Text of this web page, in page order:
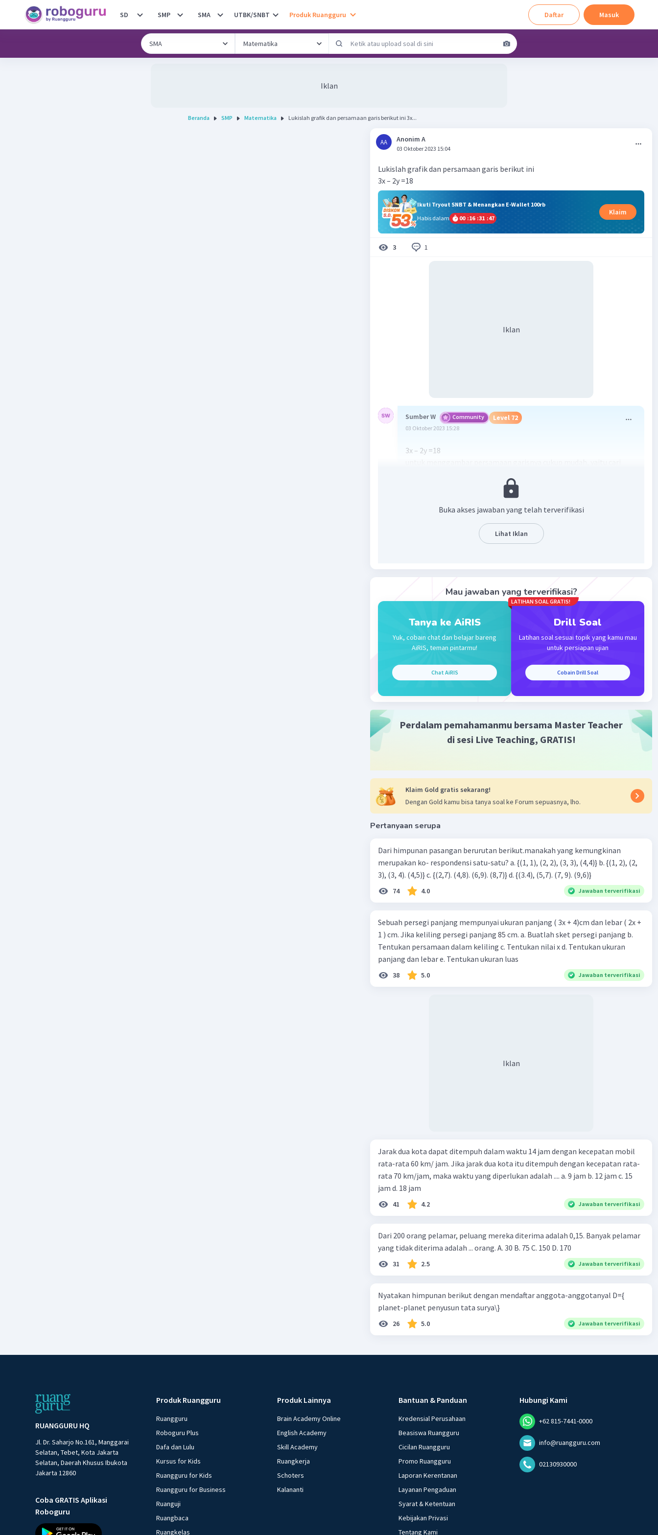
SD SMP SMA UTBK/SNBT Produk Ruangguru Daftar Masuk
Iklan
Beranda SMP Matematika Lukislah grafik dan persamaan garis berikut ini 3x...
AA Anonim A
03 Oktober 2023 15:04
Lukislah grafik dan persamaan garis berikut ini
3x – 2y =18
Ikuti Tryout SNBT & Menangkan E-Wallet 100rb
Habis dalam
00 :16 :31 :46
Klaim
3 1
Iklan
Sumber W Community Level 72
03 Oktober 2023 15:28
3x – 2y =18
Memotong sumbu x, y = 0
3x – 2y =18
3(0) – 2y =18
-2y = 18
y = 18 : (-2) = -9
Memotong sumbu y dititik (0,-9)
Buka akses jawaban yang telah terverifikasi
Lihat Iklan
Mau jawaban yang terverifikasi?
Tanya ke AiRIS
Yuk, cobain chat dan belajar bareng
AiRIS, teman pintarmu!
Chat AiRIS
LATIHAN SOAL GRATIS!
Drill Soal
Latihan soal sesuai topik yang kamu mau
untuk persiapan ujian
Cobain Drill Soal
Perdalam pemahamanmu bersama Master Teacher
di sesi Live Teaching, GRATIS!
Klaim Gold gratis sekarang!
Dengan Gold kamu bisa tanya soal ke Forum sepuasnya, lho.
Pertanyaan serupa
Dari himpunan pasangan berurutan berikut.manakah yang kemungkinan
merupakan ko- respondensi satu-satu? a. {(1, 1), (2, 2), (3, 3), (4,4)} b. {(1, 2), (2,
3), (3, 4). (4,5)} c. {(2,7). (4,8). (6,9). (8,7)} d. {(3.4), (5,7). (7, 9). (9,6)}
74 4.0 Jawaban terverifikasi
Sebuah persegi panjang mempunyai ukuran panjang ( 3x + 4)cm dan lebar ( 2x +
1 ) cm. Jika keliling persegi panjang 85 cm. a. Buatlah sket persegi panjang b.
Tentukan persamaan dalam keliling c. Tentukan nilai x d. Tentukan ukuran
panjang dan lebar e. Tentukan ukuran luas
38 5.0 Jawaban terverifikasi
Iklan
Jarak dua kota dapat ditempuh dalam waktu 14 jam dengan kecepatan mobil
rata-rata 60 km/ jam. Jika jarak dua kota itu ditempuh dengan kecepatan rata-
rata 70 km/jam, maka waktu yang diperlukan adalah .... a. 9 jam b. 12 jam c. 15
jam d. 18 jam
41 4.2 Jawaban terverifikasi
Dari 200 orang pelamar, peluang mereka diterima adalah 0,15. Banyak pelamar
yang tidak diterima adalah ... orang. A. 30 B. 75 C. 150 D. 170
31 2.5 Jawaban terverifikasi
Nyatakan himpunan berikut dengan mendaftar anggota-anggotanyal D={
planet-planet penyusun tata surya\}
26 5.0 Jawaban terverifikasi
RUANGGURU HQ
Jl. Dr. Saharjo No.161, Manggarai
Selatan, Tebet, Kota Jakarta
Selatan, Daerah Khusus Ibukota
Jakarta 12860
Coba GRATIS Aplikasi
Roboguru
Produk Ruangguru
Ruangguru
Roboguru Plus
Dafa dan Lulu
Kursus for Kids
Ruangguru for Kids
Ruangguru for Business
Ruanguji
Ruangbaca
Ruangkelas
Produk Lainnya
Brain Academy Online
English Academy
Skill Academy
Ruangkerja
Schoters
Kalananti
Bantuan & Panduan
Kredensial Perusahaan
Beasiswa Ruangguru
Cicilan Ruangguru
Promo Ruangguru
Laporan Kerentanan
Layanan Pengaduan
Syarat & Ketentuan
Kebijakan Privasi
Tentang Kami
Hubungi Kami
+62 815-7441-0000
info@ruangguru.com
02130930000